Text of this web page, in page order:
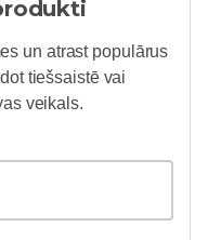
un atrast populārus
tiešsaistē vai
veikals.